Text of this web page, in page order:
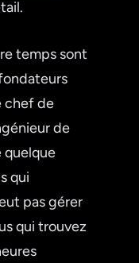
temps sont
chef de
de
quelque
qui
pas gérer
qui trouvez